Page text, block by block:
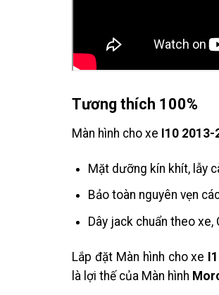
Tương thích 100%
Màn hình cho xe I10
Mặt dưỡng kín khít, lẫy
Bảo toàn nguyên vẹn
Dây jack chuẩn theo
Lắp đặt Màn hình cho xe
là lợi thế của Màn hình